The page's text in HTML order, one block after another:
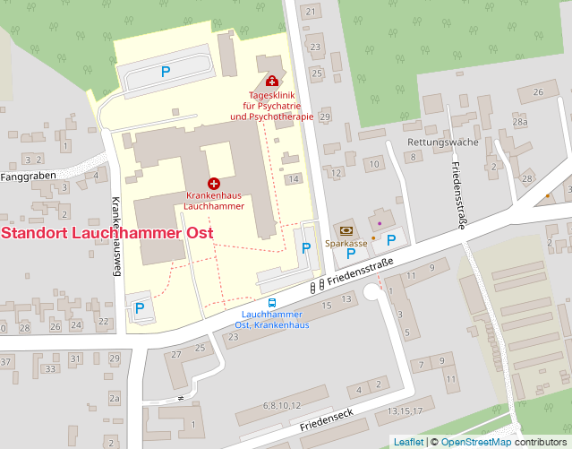
Standort Lauchhammer Ost
Leaflet| ©OpenStreetMap contributors